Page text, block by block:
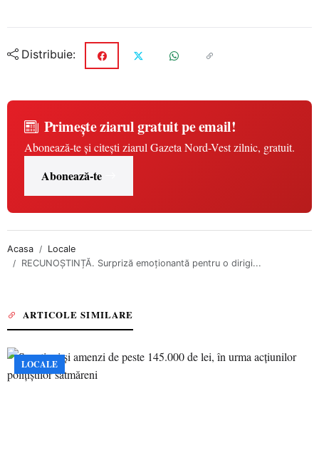
Distribuie:
Primește ziarul gratuit pe email!
Abonează-te și citești ziarul Gazeta Nord-Vest zilnic, gratuit.
Abonează-te
Acasa
Locale
RECUNOȘTINȚĂ. Surpriză emoționantă pentru o dirigi...
ARTICOLE SIMILARE
LOCALE